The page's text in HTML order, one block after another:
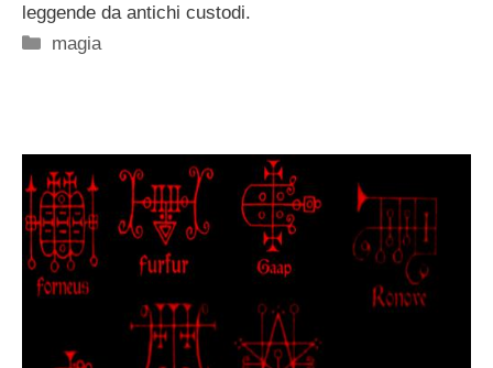
leggende da antichi custodi.
Categorie
magia